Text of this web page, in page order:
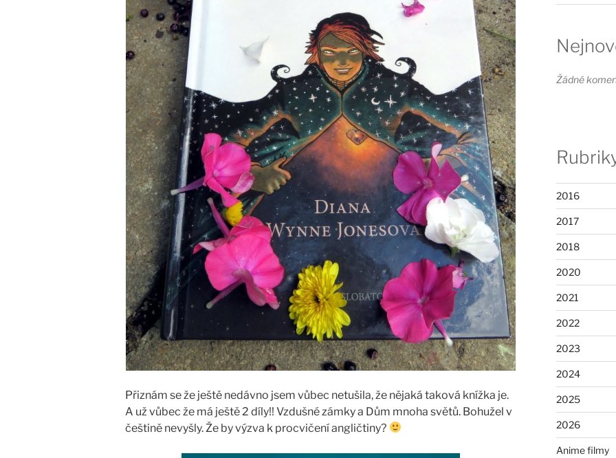
Přiznám se že ještě nedávno jsem vůbec netušila, že nějaká taková knížka je.
A už vůbec že má ještě 2 díly!! Vzdušné zámky a Dům mnoha světů. Bohužel v
češtině nevyšly. Že by výzva k procvičení angličtiny?
Žádné
2016
2017
2018
2020
2021
2022
2023
2024
2025
2026
Anime filmy